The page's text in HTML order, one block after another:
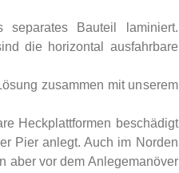
Bauteil laminiert.
die horizontal ausfahrbare
zusammen mit unserem
Heckplattformen beschädigt
Pier anlegt. Auch im Norden
aber vor dem Anlegemanöver